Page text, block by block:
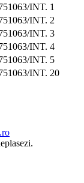
INT. 1
INT. 2
INT. 3
INT. 4
INT. 5
INT. 20